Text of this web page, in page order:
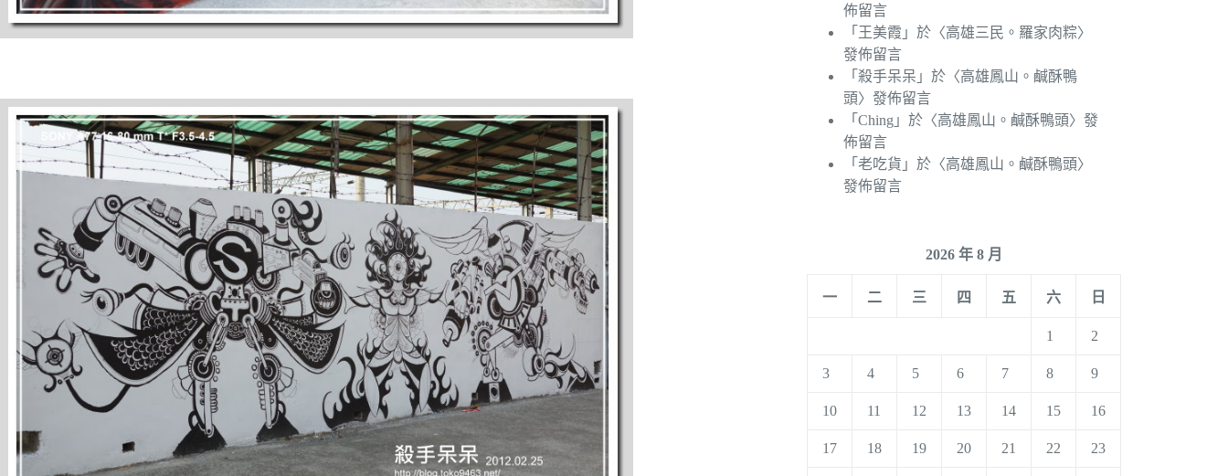
佈留言
「 王美霞 」於〈高雄三民。羅家肉粽〉
發佈留言
「殺手呆呆 」於〈高雄鳳山。鹹酥鴨
頭〉發佈留言
「Ching 」於〈高雄鳳山。鹹酥鴨頭〉發
佈留言
「老吃貨 」於〈高雄鳳山。鹹酥鴨頭〉
發佈留言
2026 年 8 月
一 二 三 四 五 六 日
1 2
3 4 5 6 7 8 9
10 11 12 13 14 15 16
17 18 19 20 21 22 23